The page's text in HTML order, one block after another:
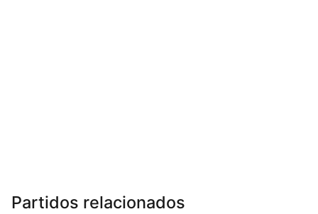
Partidos relacionados